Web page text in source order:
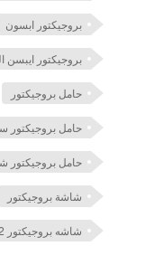
بروجيكتور ابسون
بروجيكتور ايبسن
حامل بروجيكتور
حامل بروجيكتور
حامل بروجيكتور شورت ثرو 150 سم
شاشة بروجيكتور
شاشه بروجيكتور 2 متر